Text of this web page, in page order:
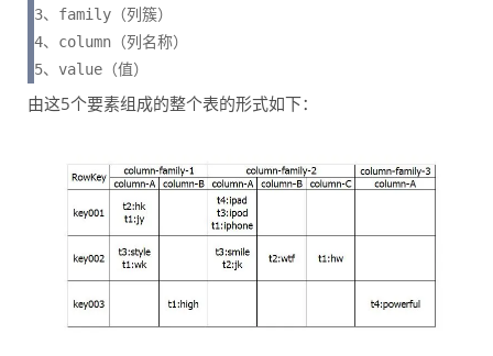
3、family（列簇）
4、column（列名称）
5、value（值）
由这5个要素组成的整个表的形式如下：